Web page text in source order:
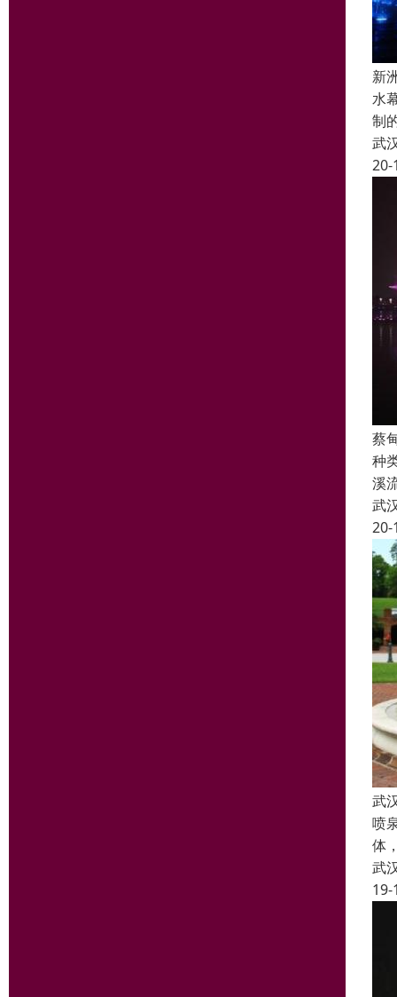
新
水
制
武
20-
蔡
种
溪
武
20-
武
喷
体
武
19-